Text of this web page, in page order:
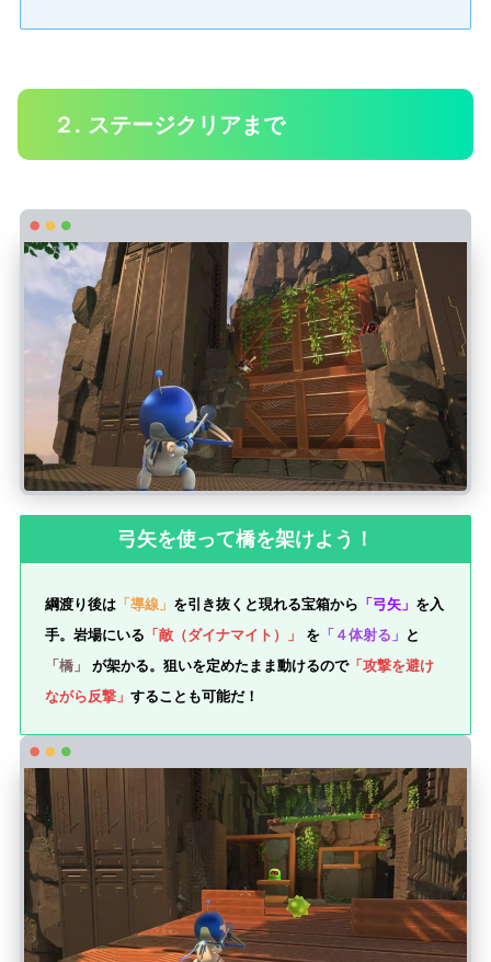
２. ステージクリアまで
弓矢を使って橋を架けよう！
綱渡り後は 「導線」 を引き抜くと現れる宝箱から 「弓矢」 を入
手。岩場にいる 「敵（ダイナマイト）」 を 「４体射る」 と
「橋」
が架かる。狙いを定めたまま動けるので「攻撃を避け
ながら反撃」することも可能だ！